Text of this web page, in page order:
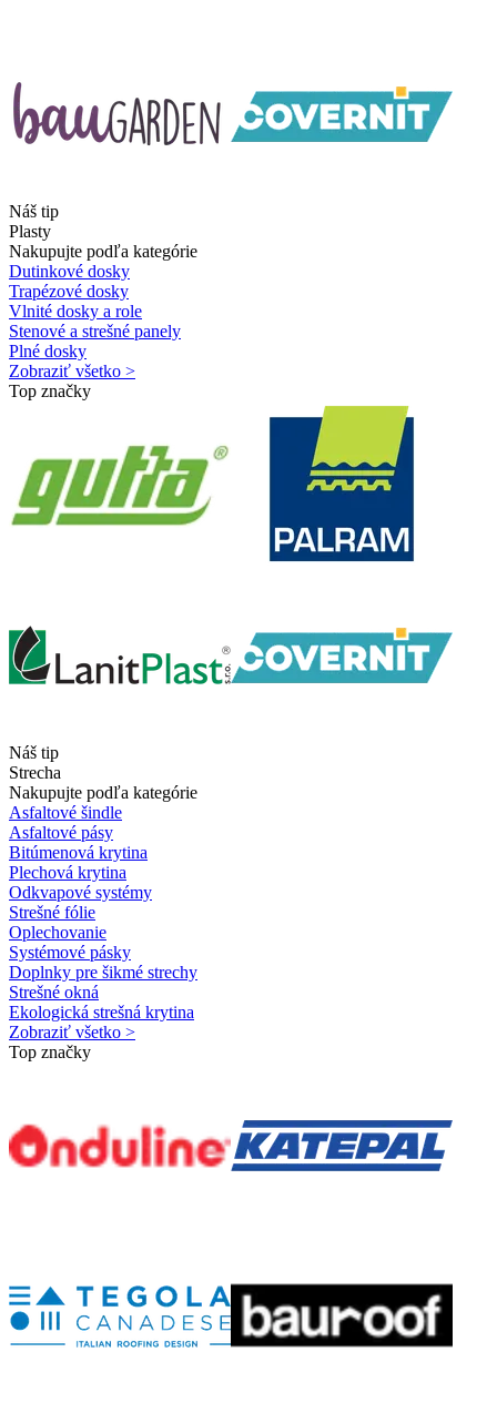
Náš tip
Plasty
Nakupujte podľa kategórie
Dutinkové dosky
Trapézové dosky
Vlnité dosky a role
Stenové a strešné panely
Plné dosky
Zobraziť všetko >
Top značky
Náš tip
Strecha
Nakupujte podľa kategórie
Asfaltové šindle
Asfaltové pásy
Bitúmenová krytina
Plechová krytina
Odkvapové systémy
Strešné fólie
Oplechovanie
Systémové pásky
Doplnky pre šikmé strechy
Strešné okná
Ekologická strešná krytina
Zobraziť všetko >
Top značky